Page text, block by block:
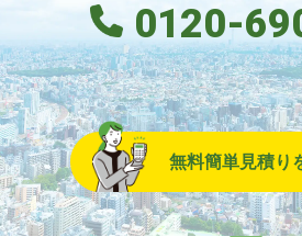
0120-
無料簡単見積り